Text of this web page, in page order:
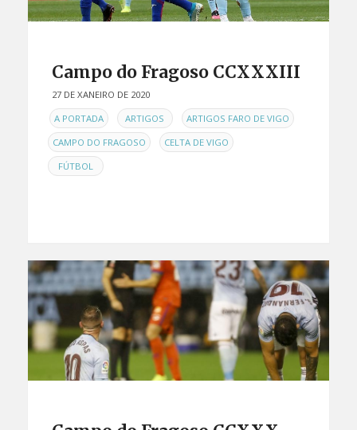
Campo do Fragoso CCXXXIII
27 DE XANEIRO DE 2020
ENA PORTADA , ARTIGOS , ARTIGOS FARO DE VIGO ,
CAMPO DO FRAGOSO , CELTA DE VIGO ,
FÚTBOL